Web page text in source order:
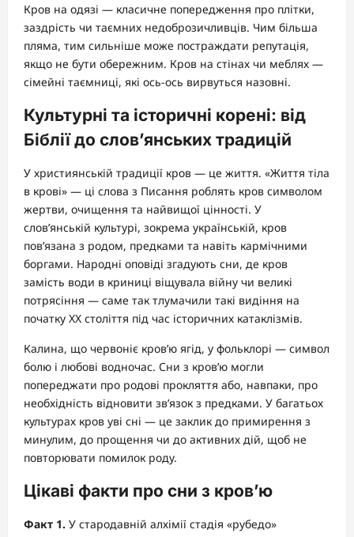
Кров на одязі — класичне попередження про плітки,
заздрість чи таємних недоброзичливців. Чим більша
пляма, тим сильніше може постраждати репутація,
якщо не бути обережним. Кров на стінах чи меблях —
сімейні таємниці, які ось-ось вирвуться назовні.
Культурні та історичні корені: від
Біблії до слов’янських традицій
У християнській традиції кров — це життя. «Життя тіла
в крові» — ці слова з Писання роблять кров символом
жертви, очищення та найвищої цінності. У
слов’янській культурі, зокрема українській, кров
пов’язана з родом, предками та навіть кармічними
боргами. Народні оповіді згадують сни, де кров
замість води в криниці віщувала війну чи великі
потрясіння — саме так тлумачили такі видіння на
початку XX століття під час історичних катаклізмів.
Калина, що червоніє кров’ю ягід, у фольклорі — символ
болю і любові водночас. Сни з кров’ю могли
попереджати про родові прокляття або, навпаки, про
необхідність відновити зв’язок з предками. У багатьох
культурах кров уві сні — це заклик до примирення з
минулим, до прощення чи до активних дій, щоб не
повторювати помилок роду.
Цікаві факти про сни з кров’ю
Факт 1. У стародавній алхімії стадія «рубедо»